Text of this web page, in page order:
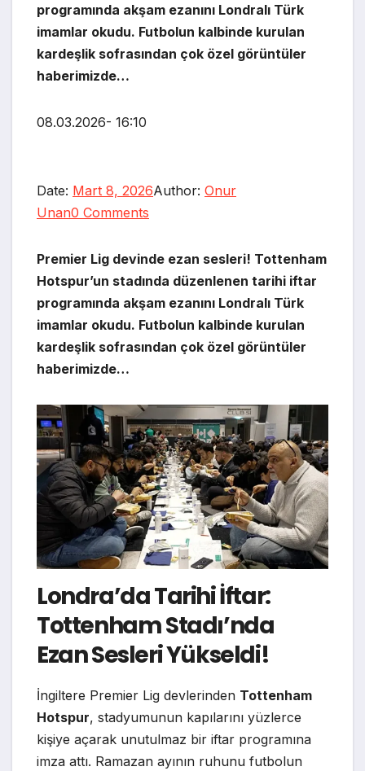
programında akşam ezanını Londralı Türk
imamlar okudu. Futbolun kalbinde kurulan
kardeşlik sofrasından çok özel görüntüler
haberimizde…
08.03.2026- 16:10
Date: Mart 8, 2026Author: Onur
Unan0 Comments
Premier Lig devinde ezan sesleri! Tottenham
Hotspur’un stadında düzenlenen tarihi iftar
programında akşam ezanını Londralı Türk
imamlar okudu. Futbolun kalbinde kurulan
kardeşlik sofrasından çok özel görüntüler
haberimizde…
Londra’da Tarihi İftar:
Tottenham Stadı’nda
Ezan Sesleri Yükseldi!
İngiltere Premier Lig devlerinden Tottenham
Hotspur, stadyumunun kapılarını yüzlerce
kişiye açarak unutulmaz bir iftar programına
imza attı. Ramazan ayının ruhunu futbolun